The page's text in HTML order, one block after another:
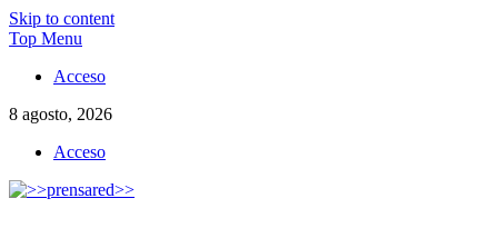
Skip to content
Top Menu
Acceso
8 agosto, 2026
Acceso